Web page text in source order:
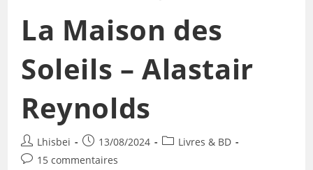
La Maison des
Soleils – Alastair
Reynolds
Lhisbei 13/08/2024
Livres & BD
15 commentaires